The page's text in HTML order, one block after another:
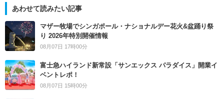
あわせて読みたい記事
マザー牧場でシンガポール・ナショナルデー花火&盆踊り祭
り 2026年特別開催情報
08月07日 17時00分
富士急ハイランド新常設「サンエックス パラダイス」開業イ
ベントレポ！
08月07日 15時00分